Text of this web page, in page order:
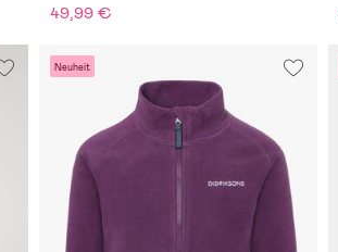
49,99 €
Neuheit